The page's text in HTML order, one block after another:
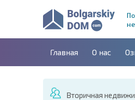
Главная О нас
Вторичная